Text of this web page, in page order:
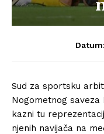
Datum:
Sud za sportsku
Nogometnog saveza
kazni tu
njenih navijača na